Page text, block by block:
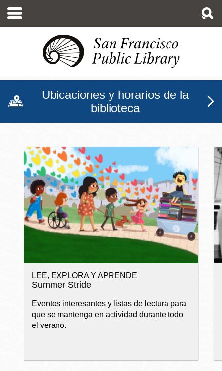
contenido
Ubicaciones y horarios de la
biblioteca
Biblioteca Pública de San
LEE, EXPLORA Y APRENDE
Summer Stride
Eventos interesantes y listas de lectura para
que se mantenga en actividad durante todo
el verano.